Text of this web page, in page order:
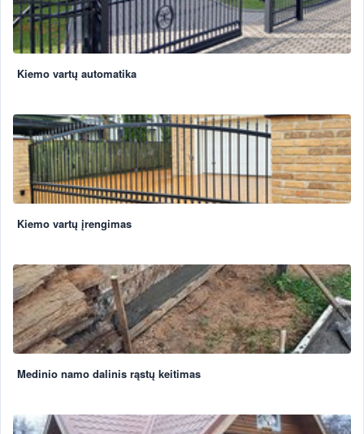
Kiemo vartų automatika
Kiemo vartų įrengimas
Medinio namo dalinis rąstų keitimas